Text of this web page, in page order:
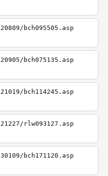
bch095505.asp
bch075135.asp
bch114245.asp
rlw093127.asp
bch171120.asp